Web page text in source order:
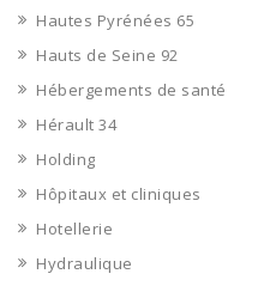
Hautes Pyrénées 65
Hauts de Seine 92
Hébergements de santé
Hérault 34
Holding
Hôpitaux et cliniques
Hotellerie
Hydraulique